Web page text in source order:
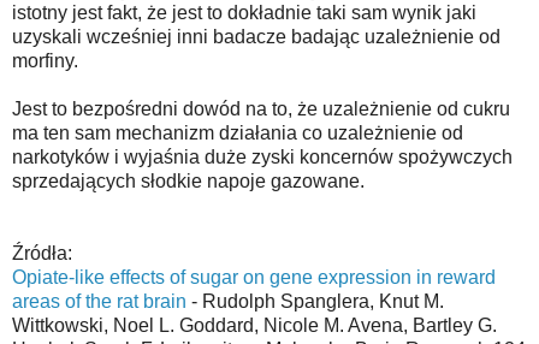
istotny jest fakt, że jest to dokładnie taki sam wynik jaki
uzyskali wcześniej inni badacze badając uzależnienie od
morfiny.
Jest to bezpośredni dowód na to, że uzależnienie od cukru
ma ten sam mechanizm działania co uzależnienie od
narkotyków i wyjaśnia duże zyski koncernów spożywczych
sprzedających słodkie napoje gazowane.
Źródła:
Opiate-like effects of sugar on gene expression in reward
areas of the rat brain - Rudolph Spanglera, Knut M.
Wittkowski, Noel L. Goddard, Nicole M. Avena, Bartley G.